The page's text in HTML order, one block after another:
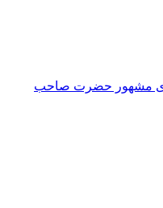
ﻣﺸﻬﻮﺭ ﺣﻀﺮﺕ ﺻﺎﺣﺐ